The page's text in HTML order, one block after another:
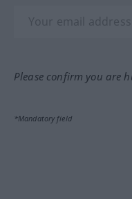
Please confirm you are
*Mandatory field